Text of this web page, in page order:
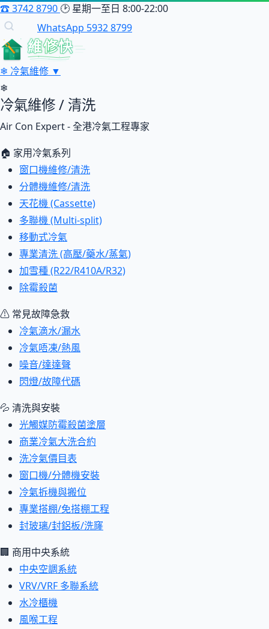
☎3742 8790 🕑 星期一至日 8:00-22:00
WhatsApp 5932 8799
維修快
❄ 冷氣維修 ▼
❄
冷氣維修 / 清洗
Air Con Expert - 全港冷氣工程專家
🏠 家用冷氣系列
窗口機維修/清洗
分體機維修/清洗
天花機 (Cassette)
多聯機 (Multi-split)
移動式冷氣
專業清洗 (高壓/藥水/蒸氣)
加雪種 (R22/R410A/R32)
除霉殺菌
⚠ 常見故障急救
冷氣滴水/漏水
冷氣唔凍/熱風
噪音/達達聲
閃燈/故障代碼
💦 清洗與安裝
光觸媒防霉殺菌塗層
商業冷氣大洗合約
洗冷氣價目表
窗口機/分體機安裝
冷氣拆機與搬位
專業搭棚/免搭棚工程
封玻璃/封鋁板/洗窿
🏢 商用中央系統
中央空調系統
VRV/VRF 多聯系統
水冷櫃機
風喉工程